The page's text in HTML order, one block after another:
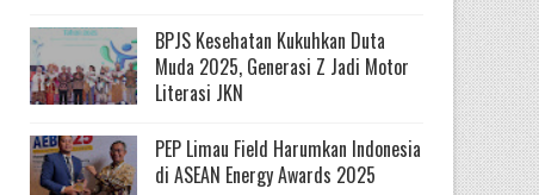
BPJS Kesehatan Kukuhkan Duta
Muda 2025, Generasi Z Jadi Motor
Literasi JKN
PEP Limau Field Harumkan Indonesia
di ASEAN Energy Awards 2025